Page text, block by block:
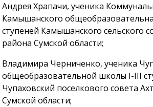
Андрея Храпачи, ученика
Камышанского
ступеней Камышанского сельского
района Сумской области;
Владимира Черниченко, ученика
общеобразовательной школы I-III
Чупаховский поселкового совета
Сумской области;